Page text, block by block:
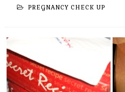
PREGNANCY CHECK UP